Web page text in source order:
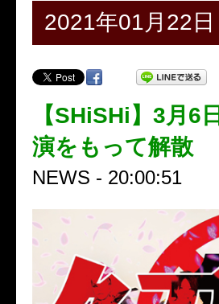
2021年01月22日
【SHiSHi】3月6
演をもって解散
NEWS - 20:00:51